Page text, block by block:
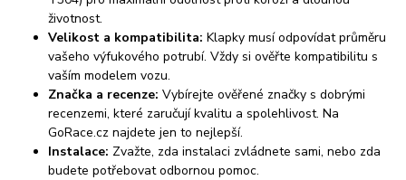
životnost.
Velikost a kompatibilita: Klapky musí odpovídat průměru
vašeho výfukového potrubí. Vždy si ověřte kompatibilitu s
vaším modelem vozu.
Značka a recenze: Vybírejte ověřené značky s dobrými
recenzemi, které zaručují kvalitu a spolehlivost. Na
GoRace.cz najdete jen to nejlepší.
Instalace: Zvažte, zda instalaci zvládnete sami, nebo zda
budete potřebovat odbornou pomoc.